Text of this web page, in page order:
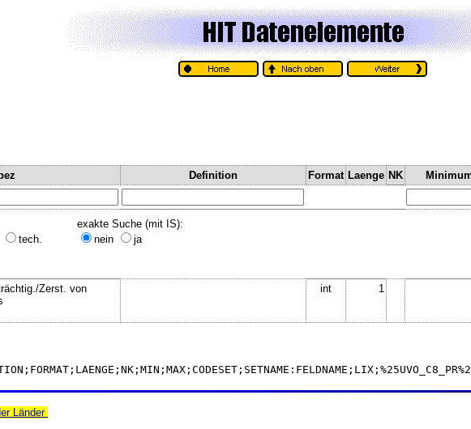
Definition Format Laenge NK
tech.
exakte Suche (mit IS):
nein
ja
Zerst. von
int 1
Länder